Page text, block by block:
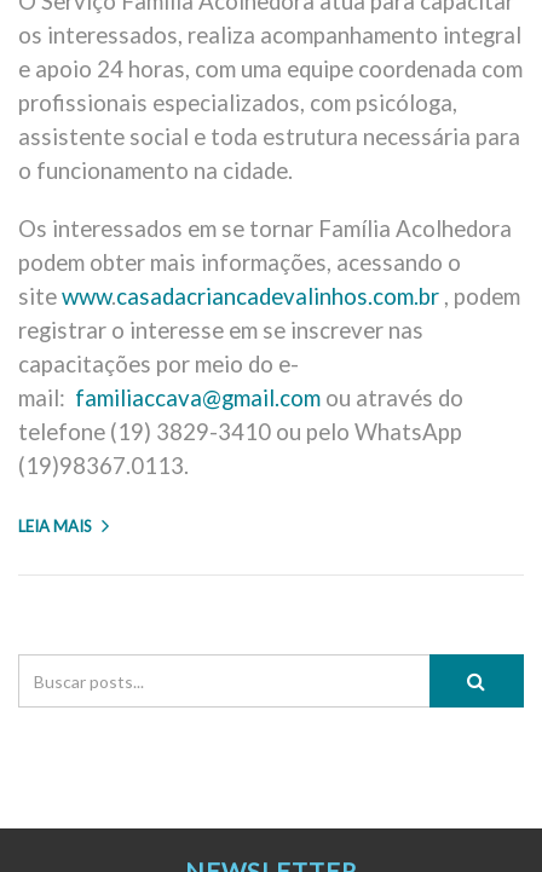
os interessados, realiza acompanhamento integral
e apoio 24 horas, com uma equipe coordenada com
profissionais especializados, com psicóloga,
assistente social e toda estrutura necessária para
o funcionamento na cidade.
Os interessados em se tornar Família Acolhedora
podem obter mais informações, acessando o
sitewww.casadacriancadevalinhos.com.br , podem
registrar o interesse em se inscrever nas
capacitações por meio do e-
mail: familiaccava@gmail.com ou através do
telefone (19) 3829-3410 ou pelo WhatsApp
(19)98367.0113.
LEIA MAIS